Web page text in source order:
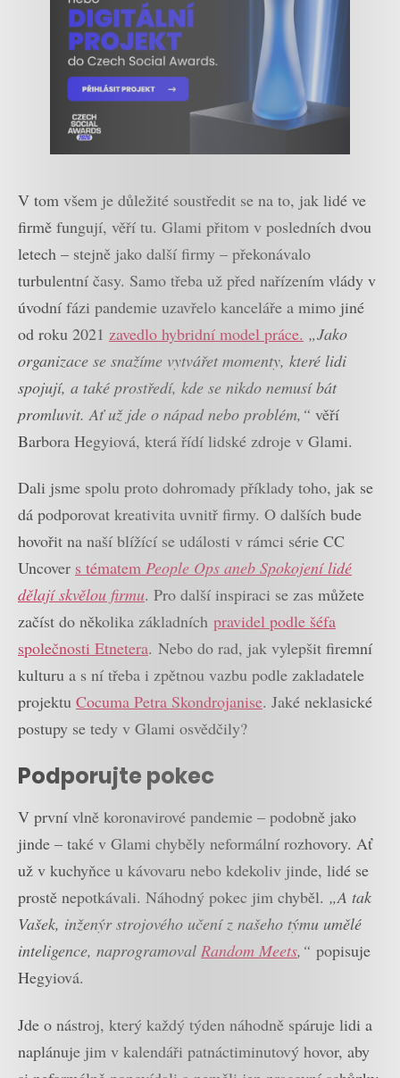
V tom všem je důležité soustředit se na to, jak lidé ve
firmě fungují, věří tu. Glami přitom v posledních dvou
letech – stejně jako další firmy – překonávalo
turbulentní časy. Samo třeba už před nařízením vlády v
úvodní fázi pandemie uzavřelo kanceláře a mimo jiné
od roku 2021 zavedlo hybridní model práce. „Jako
organizace se snažíme vytvářet momenty, které lidi
spojují, a také prostředí, kde se nikdo nemusí bát
promluvit. Ať už jde o nápad nebo problém,“ věří
Barbora Hegyiová, která řídí lidské zdroje v Glami.
Dali jsme spolu proto dohromady příklady toho, jak se
dá podporovat kreativita uvnitř firmy. O dalších bude
hovořit na naší blížící se události v rámci série CC
Uncover s tématem People Ops aneb Spokojení lidé
dělají skvělou firmu. Pro další inspiraci se zas můžete
začíst do několika základních pravidel podle šéfa
společnosti Etnetera. Nebo do rad, jak vylepšit firemní
kulturu a s ní třeba i zpětnou vazbu podle zakladatele
projektu Cocuma Petra Skondrojanise. Jaké neklasické
postupy se tedy v Glami osvědčily?
Podporujte pokec
V první vlně koronavirové pandemie – podobně jako
jinde – také v Glami chyběly neformální rozhovory. Ať
už v kuchyňce u kávovaru nebo kdekoliv jinde, lidé se
prostě nepotkávali. Náhodný pokec jim chyběl. „A tak
Vašek, inženýr strojového učení z našeho týmu umělé
inteligence, naprogramoval Random Meets,“ popisuje
Hegyiová.
Jde o nástroj, který každý týden náhodně spáruje lidi a
naplánuje jim v kalendáři patnáctiminutový hovor, aby